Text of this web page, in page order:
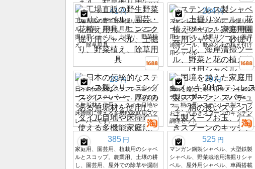
41 円
工場直販の野生野菜掘りシャベ
ル、園芸・花植え用具、ニンニク
掘り用シャベル、土掘り、野菜植
え、除草用具
264 円
ステンレス製シャベル、土掘りツ
ール、花植えツール、家庭用園芸
用シャベル、砂掘りツール、海岸
清掃ツール、野菜と花の植え付け
用シャベル
29 円
日本の伝統的なステンレス製クリ
ーニングスクレーパー。厚みのあ
る無垢材を使用し、タイル目地や
床掃除に使える多機能家庭用スク
レーパーです。
79 円
国境を越えた家庭用金メッキ201ス
テンレス製スプーン、スパチュ
ラ、柄の長いステンレス製スープ
お玉、穴あきスプーンのキッチン
調理セット
385 円
家庭用、園芸用、植栽用のシャベ
ルとスコップ。農業用、土壌の耕
し、園芸用、屋外での除草や掘削
525 円
マンガン鋼製シャベル、大型鉄製
シャベル、野菜栽培用溝掘りシャ
ベル、屋外用シャベル、車両搭載